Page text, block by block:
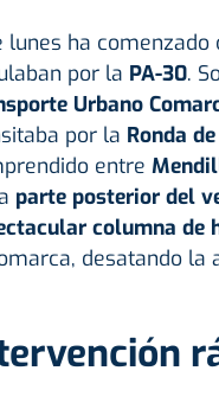
lunes ha comenzado
por la PA-30.
Urbano
por la Ronda
entre
parte posterior del
columna de
desatando la